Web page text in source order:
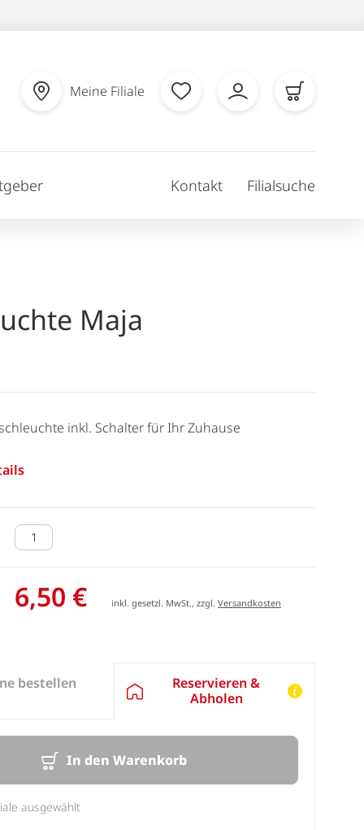
Meine Filiale
Kontakt Filialsuche
Maja
inkl. Schalter für Ihr Zuhause
6,50 € inkl. gesetzl. MwSt., zzgl.Versandkosten
bestellen
Reservieren &
Abholen
In den Warenkorb
ausgewählt